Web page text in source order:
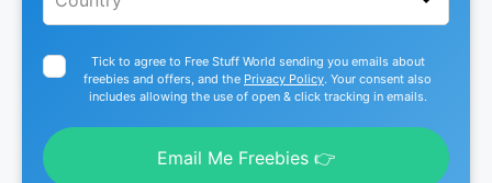
Tick to agree to Free Stuff World sending you emails about
freebies and offers, and the Privacy Policy. Your consent also
includes allowing the use of open & click tracking in emails.
Email Me Freebies 👉